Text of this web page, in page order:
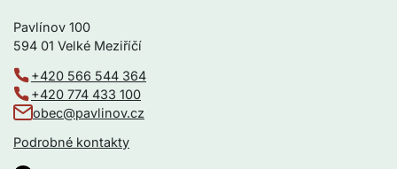
+420 566 544 364
obec@pavlinov.cz
Pavlínov 100
594 01 Velké Meziříčí
Podrobné kontakty
+420 774 433 100